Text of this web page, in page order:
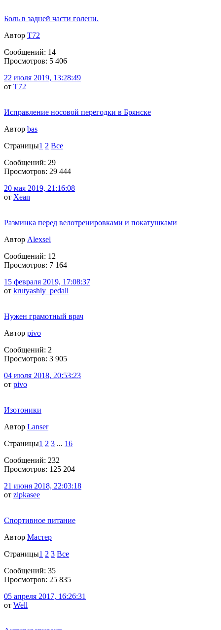
Боль в задней части голени.
Автор T72
Сообщений: 14
Просмотров: 5 406
22 июля 2019, 13:28:49
от T72
Исправление носовой перегодки в Брянске
Автор bas
Страницы1 2 Все
Сообщений: 29
Просмотров: 29 444
20 мая 2019, 21:16:08
от Xean
Разминка перед велотренировками и покатушками
Автор Alexsel
Сообщений: 12
Просмотров: 7 164
15 февраля 2019, 17:08:37
от krutyashiy_pedali
Нужен грамотный врач
Автор pivo
Сообщений: 2
Просмотров: 3 905
04 июля 2018, 20:53:23
от pivo
Изотоники
Автор Lanser
Страницы1 2 3 ... 16
Сообщений: 232
Просмотров: 125 204
21 июня 2018, 22:03:18
от zipkasee
Спортивное питание
Автор Мастер
Страницы1 2 3 Все
Сообщений: 35
Просмотров: 25 835
05 апреля 2017, 16:26:31
от Well